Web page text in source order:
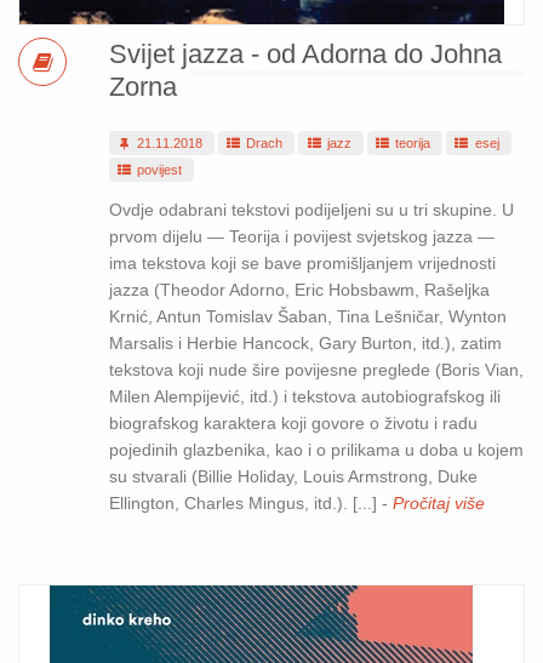
Svijet jazza - od Adorna do Johna
Zorna
21.11.2018 Drach jazz teorija
esej
povijest
Ovdje odabrani tekstovi podijeljeni su u tri skupine. U
prvom dijelu — Teorija i povijest svjetskog jazza —
ima tekstova koji se bave promišljanjem vrijednosti
jazza (Theodor Adorno, Eric Hobsbawm, Rašeljka
Krnić, Antun Tomislav Šaban, Tina Lešničar, Wynton
Marsalis i Herbie Hancock, Gary Burton, itd.), zatim
tekstova koji nude šire povijesne preglede (Boris Vian,
Milen Alempijević, itd.) i tekstova autobiografskog ili
biografskog karaktera koji govore o životu i radu
pojedinih glazbenika, kao i o prilikama u doba u kojem
su stvarali (Billie Holiday, Louis Armstrong, Duke
Ellington, Charles Mingus, itd.). [...] - Pročitaj više